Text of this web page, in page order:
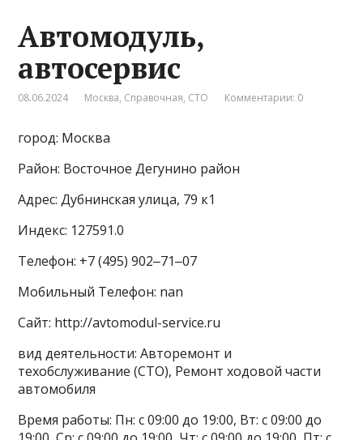
Автомодуль,
автосервис
08.06.2024 Москва, Справочная, СТО Комментарии: 0
город: Москва
Район: Восточное Дегунино район
Адрес: Дубнинская улица, 79 к1
Индекс: 127591.0
Телефон: +7 (495) 902‒71‒07
Мобильный Телефон: nan
Сайт: http://avtomodul-service.ru
вид деятельности: Авторемонт и
техобслуживание (СТО), Ремонт ходовой части
автомобиля
Время работы: Пн: с 09:00 до 19:00, Вт: с 09:00 до